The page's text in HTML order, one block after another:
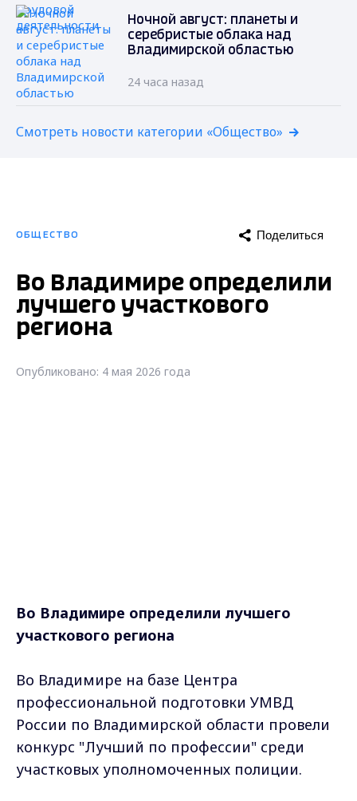
Ночной август: планеты и
серебристые облака над
Владимирской областью
24 часа назад
Смотреть новости категории «Общество»
ОБЩЕСТВО Поделиться
Во Владимире определили
лучшего участкового
региона
Опубликовано: 4 мая 2026 года
Во Владимире определили лучшего
участкового региона
Во Владимире на базе Центра
профессиональной подготовки УМВД
России по Владимирской области провели
конкурс "Лучший по профессии" среди
участковых уполномоченных полиции.